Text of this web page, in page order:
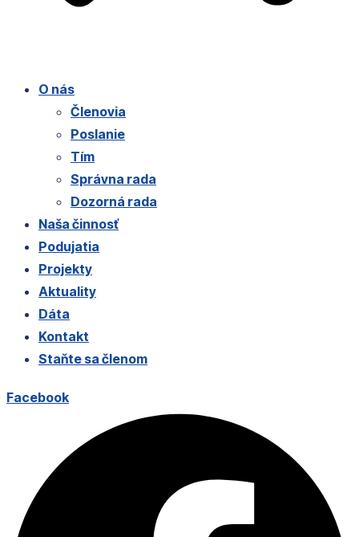
O nás
Členovia
Poslanie
Tím
Správna rada
Dozorná rada
Naša činnosť
Podujatia
Projekty
Aktuality
Dáta
Kontakt
Staňte sa členom
Facebook